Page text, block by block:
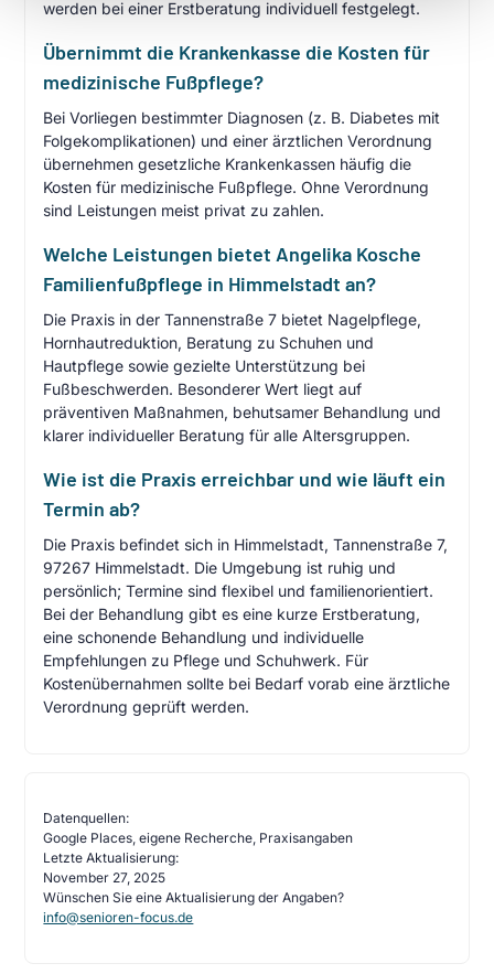
werden bei einer Erstberatung individuell festgelegt.
Übernimmt die Krankenkasse die Kosten für
medizinische Fußpflege?
Bei Vorliegen bestimmter Diagnosen (z. B. Diabetes mit
Folgekomplikationen) und einer ärztlichen Verordnung
übernehmen gesetzliche Krankenkassen häufig die
Kosten für medizinische Fußpflege. Ohne Verordnung
sind Leistungen meist privat zu zahlen.
Welche Leistungen bietet Angelika Kosche
Familienfußpflege in Himmelstadt an?
Die Praxis in der Tannenstraße 7 bietet Nagelpflege,
Hornhautreduktion, Beratung zu Schuhen und
Hautpflege sowie gezielte Unterstützung bei
Fußbeschwerden. Besonderer Wert liegt auf
präventiven Maßnahmen, behutsamer Behandlung und
klarer individueller Beratung für alle Altersgruppen.
Wie ist die Praxis erreichbar und wie läuft ein
Termin ab?
Die Praxis befindet sich in Himmelstadt, Tannenstraße 7,
97267 Himmelstadt. Die Umgebung ist ruhig und
persönlich; Termine sind flexibel und familienorientiert.
Bei der Behandlung gibt es eine kurze Erstberatung,
eine schonende Behandlung und individuelle
Empfehlungen zu Pflege und Schuhwerk. Für
Kostenübernahmen sollte bei Bedarf vorab eine ärztliche
Verordnung geprüft werden.
Datenquellen:
Google Places, eigene Recherche, Praxisangaben
Letzte Aktualisierung:
November 27, 2025
Wünschen Sie eine Aktualisierung der Angaben?
info@senioren-focus.de